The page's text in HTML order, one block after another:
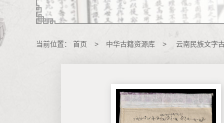
当前位置： 首页 > 中华古籍资源库 > 云南民族文字